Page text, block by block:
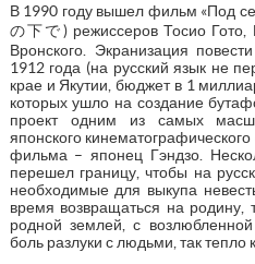
В 1990 году вышел фильм «Под
の下で) режиссеров Тосио Гото,
Вронского. Экранизация
1912 года (на русский язык не
крае и Якутии, бюджет в 1
которых ушло на создание
проект одним из самых
японского
фильма – японец Гэндзо.
перешел границу, чтобы на
необходимые для выкупа
время возвращаться на родину,
родной землей, с возлюбленной
боль разлуки с людьми, так тепло